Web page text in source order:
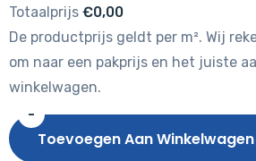
Totaalprijs €0,00
De productprijs geldt per m². Wij
om naar een pakprijs en het juiste
winkelwagen.
-
HAMAT
Identity
Toevoegen Aan Winkelwagen